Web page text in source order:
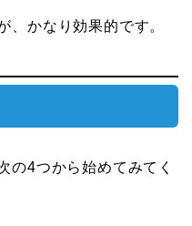
、かなり効果的です。
の4つから始めてみてく